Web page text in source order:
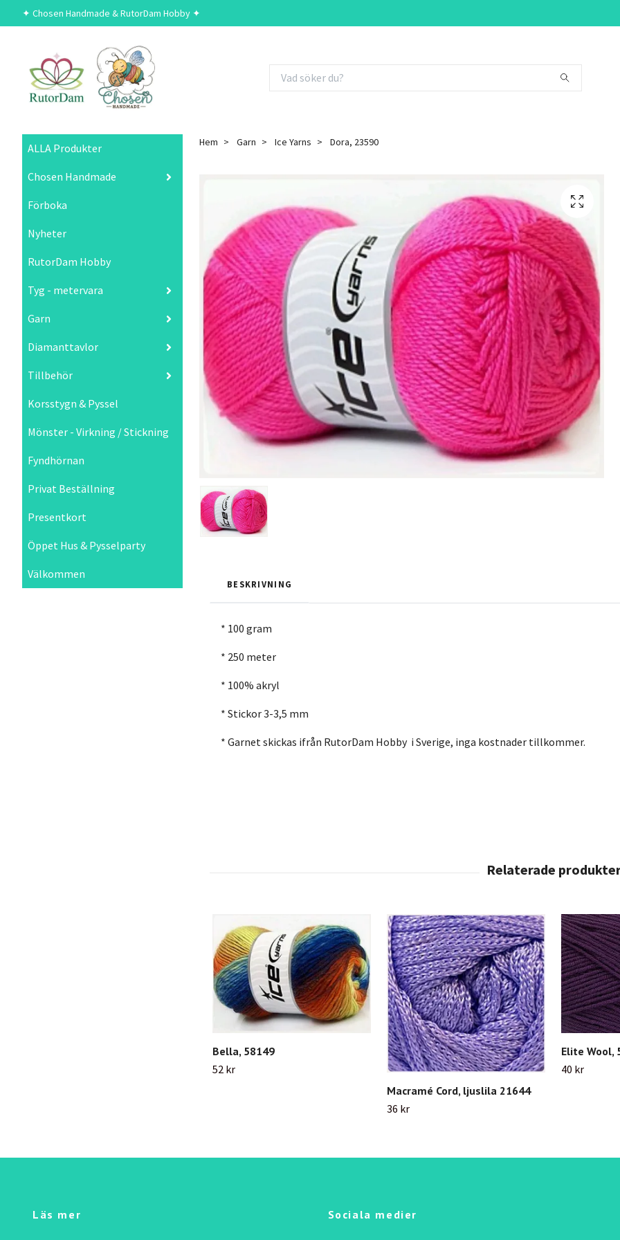
✦ Chosen Handmade & RutorDam Hobby ✦
ALLA Produkter
Chosen Handmade
Förboka
Nyheter
RutorDam Hobby
Tyg - metervara
Garn
Diamanttavlor
Tillbehör
Korsstygn & Pyssel
Mönster - Virkning / Stickning
Fyndhörnan
Privat Beställning
Presentkort
Öppet Hus & Pysselparty
Välkommen
Hem Garn Ice Yarns Dora, 23590
BESKRIVNING
* 100 gram
* 250 meter
* 100% akryl
* Stickor 3-3,5 mm
* Garnet skickas ifrån RutorDam Hobby i Sverige, inga kostnader tillkommer.
Bella, 58149
52 kr
Macramé Cord, ljuslila 21644
36 kr
Elite Wool,
40 kr
Läs mer Sociala medier